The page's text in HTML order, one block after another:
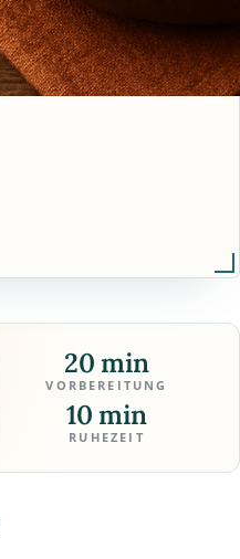
20 min
VORBEREITUNG
10 min
RUHEZEIT